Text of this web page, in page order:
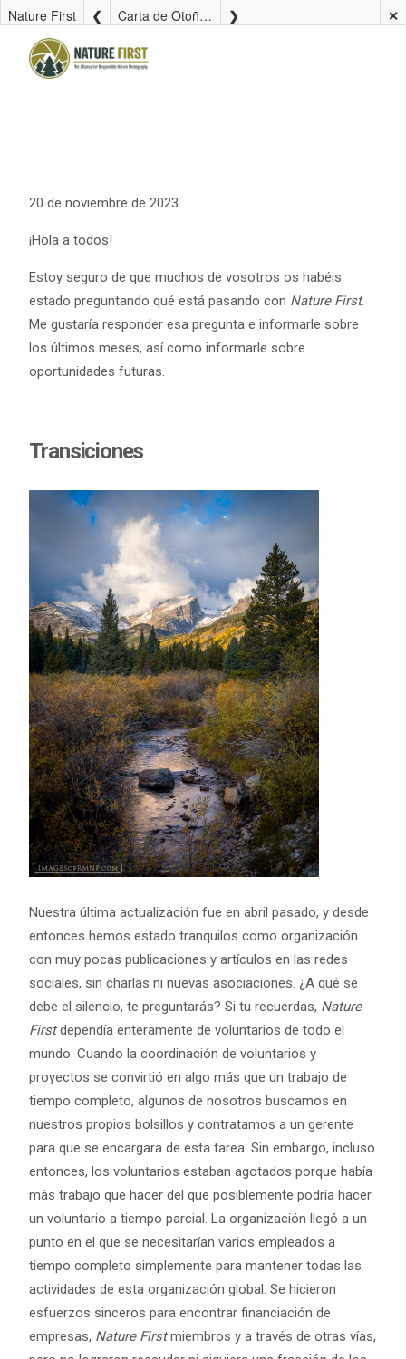
Nature First Carta de Otoño 2023 ✕